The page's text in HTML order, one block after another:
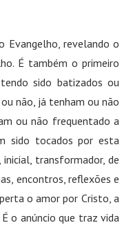
Evangelho, revelando o
É também o primeiro
sido batizados ou
não, já tenham ou não
ou não frequentado a
sido tocados por esta
transformador, de
encontros, reflexões e
o amor por Cristo, a
o anúncio que traz vida